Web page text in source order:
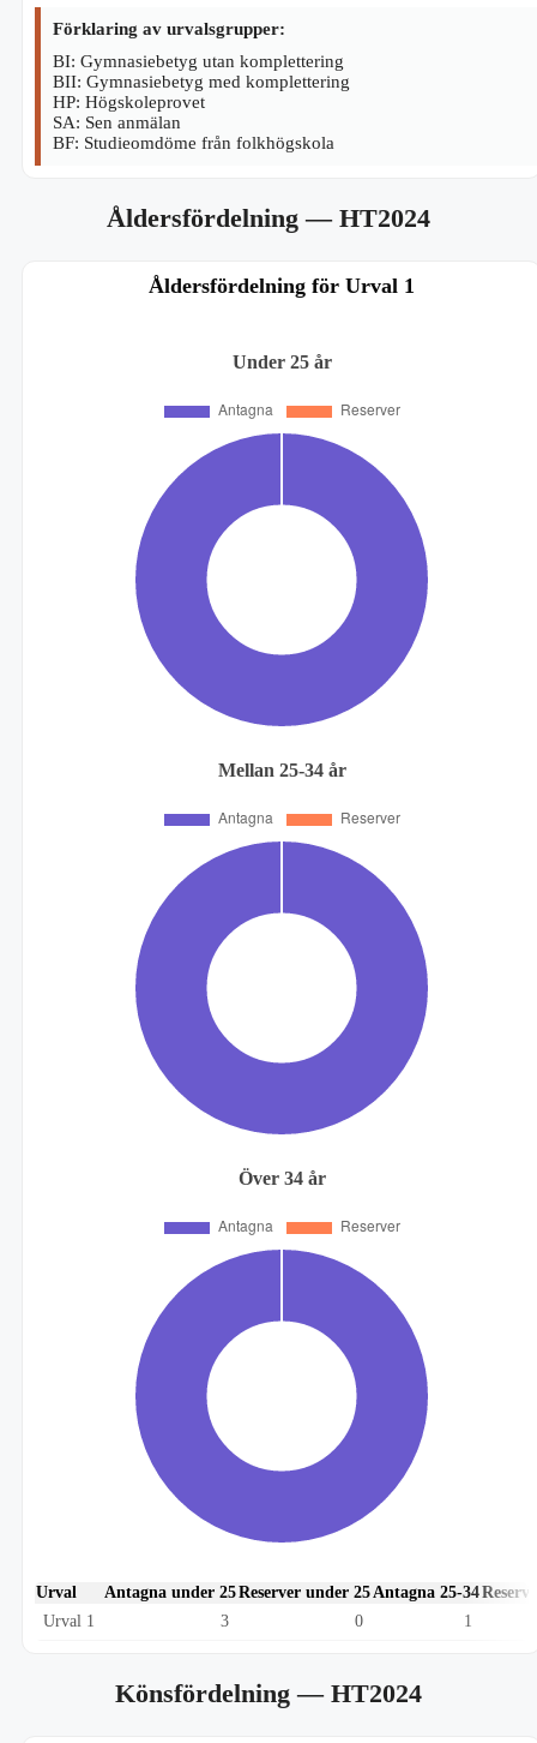
Förklaring av urvalsgrupper:
BI: Gymnasiebetyg utan komplettering
BII: Gymnasiebetyg med komplettering
HP: Högskoleprovet
SA: Sen anmälan
BF: Studieomdöme från folkhögskola
Åldersfördelning— HT2024
Åldersfördelning för Urval 1
Under 25 år
Mellan 25-34 år
Över 34 år
Urval Antagna under 25Reserver under 25 Antagna 25-34
Urval 1
3 0 1
Könsfördelning— HT2024